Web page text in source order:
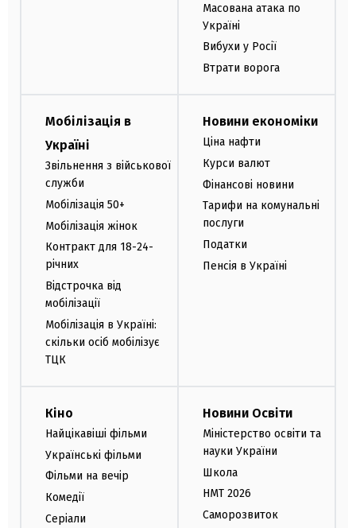
Масована атака по
Україні
Вибухи у Росії
Втрати ворога
Мобілізація в
Україні
Звільнення з військової
служби
Мобілізація 50+
Мобілізація жінок
Контракт для 18-24-
річних
Відстрочка від
мобілізації
Мобілізація в Україні:
скільки осіб мобілізує
ТЦК
Новини економіки
Ціна нафти
Курси валют
Фінансові новини
Тарифи на комунальні
послуги
Податки
Пенсія в Україні
Кіно
Найцікавіші фільми
Українські фільми
Фільми на вечір
Комедії
Серіали
Новини Освіти
Міністерство освіти та
науки України
Школа
НМТ 2026
Саморозвиток